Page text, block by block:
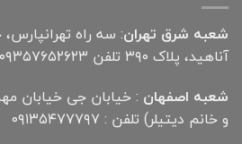
شعبه شرق تهران: سه راه
آناهید، پلاک ۳۹۰ تلفن ۰۹۳۵۷۶۵۲۶۲۳
شعبه اصفهان
و خانم دیتیلر) تلفن : ۰۹۱۳۵۴۷۷۷۹۷